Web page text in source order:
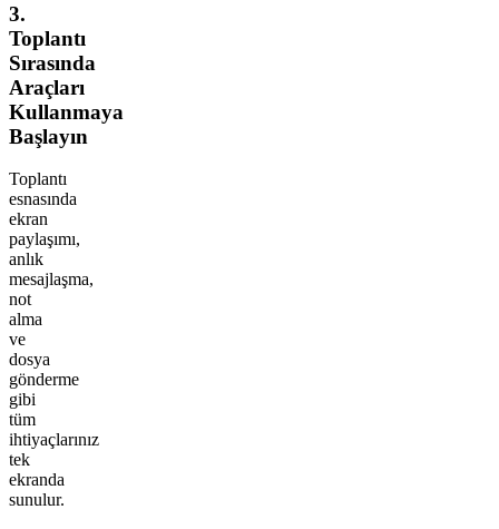
3.
Toplantı
Sırasında
Araçları
Kullanmaya
Başlayın
Toplantı
esnasında
ekran
paylaşımı,
anlık
mesajlaşma,
not
alma
ve
dosya
gönderme
gibi
tüm
ihtiyaçlarınız
tek
ekranda
sunulur.